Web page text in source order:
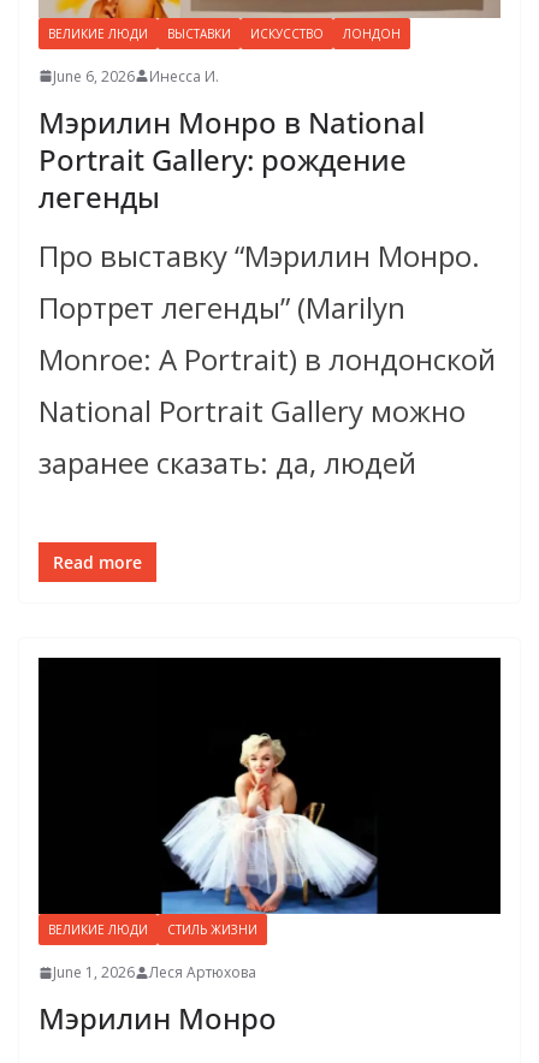
ВЕЛИКИЕ ЛЮДИ ВЫСТАВКИ ИСКУССТВО ЛОНДОН
June 6, 2026 Инесса И.
Мэрилин Монро в National
Portrait Gallery: рождение
легенды
Про выставку “Мэрилин Монро.
Портрет легенды” (Marilyn
Monroe: A Portrait) в лондонской
National Portrait Gallery можно
заранее сказать: да, людей
Read more
ВЕЛИКИЕ ЛЮДИ СТИЛЬ ЖИЗНИ
June 1, 2026 Леся Артюхова
Мэрилин Монро